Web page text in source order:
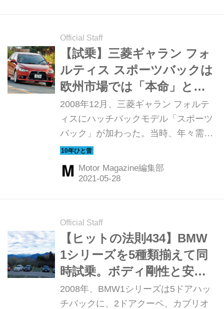
たって進化してきたが、はたして11代
目新型シビックはどんなクルマとなっ
たのか。今回の特集では16回にわたっ
て、新型シビックの魅力を検証してみ
よう。その初回となる本記事では、新
型シビックの概要や特徴をまとめてみ
た。
Official Staff
【試乗】三菱ギャラン フォ
ルティス スポーツバックは
欧州市場では「本命」とな
るモデルだった【10年ひと
昔の新車】
2008年12月、三菱ギャラン フォルテ
ィスにハッチバックモデル「スポーツ
バック」が加わった。当時、年々需要
が落ち込むセダンに対して2ボックス
ハッチバックの販売は高まっており、
欧州で人気の「クーペのような流麗な
入されたギャラン フォルティス スポ
ーツバックはどんなモデルだったの
か。ここでは登場後まもなく行われた
国内試乗会の模様を振り返ってみよ
う。（以下の試乗記は、Motor
Magazine 2009年2月号より）
Motor Magazine編集部
Official Staff
【ヒットの法則434】BMW
1シリーズを5種類揃えて同
時試乗。ボディ剛性と安心
感の質はどれも同じだった
2008年、BMW1シリーズは5ドアハッ
チバックに、2ドアクーペ、カブリオ